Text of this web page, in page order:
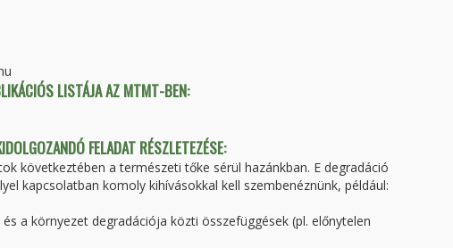
LISTÁJA AZ MTMT-BEN:
FELADAT RÉSZLETEZÉSE:
következtében a természeti tőke sérül hazánkban. E degradáció
kapcsolatban komoly kihívásokkal kell szembenéznünk, például:
a környezet degradációja közti összefüggések (pl. előnytelen